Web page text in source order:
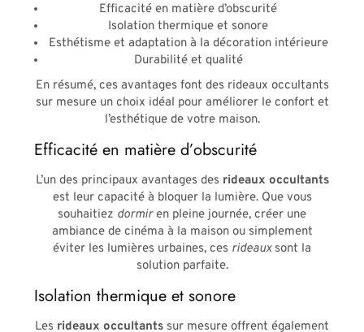
Efficacité en matière d’obscurité
Isolation thermique et sonore
Esthétisme et adaptation à la décoration intérieure
Durabilité et qualité
En résumé, ces avantages font des rideaux occultants
sur mesure un choix idéal pour améliorer le confort et
l’esthétique de votre maison.
Efficacité en matière d’obscurité
L’un des principaux avantages des rideaux occultants
est leur capacité à bloquer la lumière. Que vous
souhaitiez dormiren pleine journée, créer une
ambiance de cinéma à la maison ou simplement
éviter les lumières urbaines, ces rideaux sont la
solution parfaite.
Isolation thermique et sonore
Les rideaux occultants sur mesure offrent également